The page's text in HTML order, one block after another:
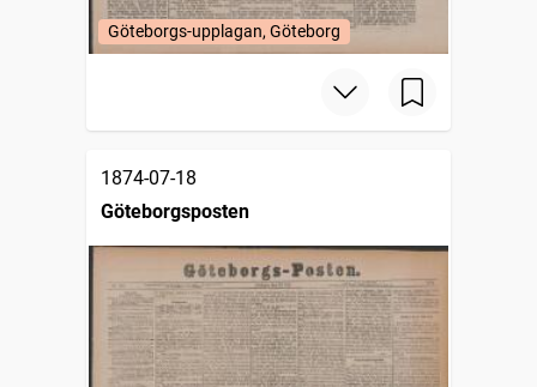
Göteborgs-upplagan, Göteborg
1874-07-18
Göteborgsposten